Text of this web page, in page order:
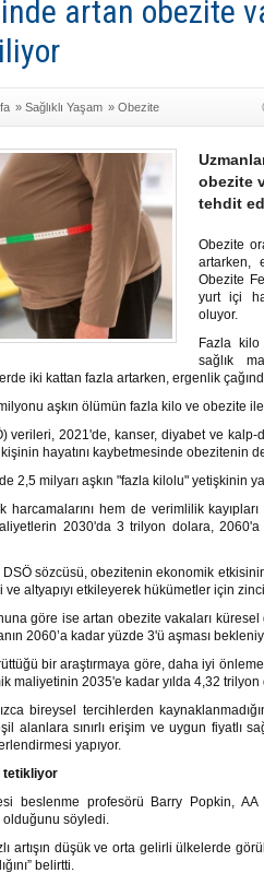
artan obezite
» Sağlıklı Yaşam » Obezite
obezite
tehdit
Obezite
artarken,
Obezite
yurt içi
oluyor.
Fazla kilo
sağlık
iki kattan fazla artarken, ergenlik
aşkın ölümün fazla kilo ve obezite
verileri, 2021'de, kanser, diyabet ve kalp-
hayatını kaybetmesinde obezitenin
2,5 milyarı aşkın "fazla kilolu" yetişkinin
harcamalarını hem de verimlilik
2030'da 3 trilyon dolara,
sözcüsü, obezitenin ekonomik
altyapıyı etkileyerek hükümetler için
göre ise artan obezite vakaları küresel
2060’a kadar yüzde 3'ü aşması
bir araştırmaya göre, daha iyi
maliyetinin 2035'e kadar yılda 4,32
bireysel tercihlerden
alanlara sınırlı erişim ve uygun fiyatlı
yapıyor.
tetikliyor
beslenme profesörü Barry Popkin,
olduğunu söyledi.
artışın düşük ve orta gelirli ülkelerde
belirtti.